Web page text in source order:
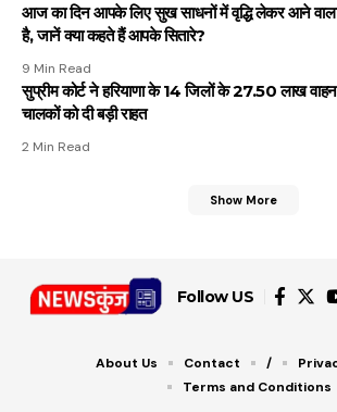
आज का दिन आपके लिए सुख साधनों में वृद्धि लेकर आने वाला
है, जानें क्या कहते हैं आपके सितारे?
9 Min Read
सुप्रीम कोर्ट ने हरियाणा के 14 जिलों के 27.50 लाख वाहन
चालकों को दी बड़ी राहत
2 Min Read
Show More
Follow US
About Us Contact /
Terms and Conditions